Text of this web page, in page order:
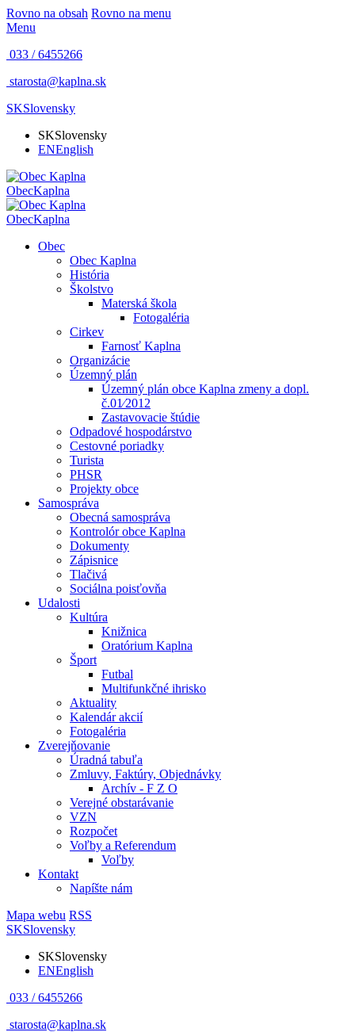
Rovno na obsah Rovno na menu
Menu
033 / 6455266
starosta@kaplna.sk
SKSlovensky
SKSlovensky
ENEnglish
ObecKaplna
ObecKaplna
Obec
Obec Kaplna
História
Školstvo
Materská škola
Fotogaléria
Cirkev
Farnosť Kaplna
Organizácie
Územný plán
Územný plán obce Kaplna zmeny a dopl.
č.01⁄2012
Zastavovacie štúdie
Odpadové hospodárstvo
Cestovné poriadky
Turista
PHSR
Projekty obce
Samospráva
Obecná samospráva
Kontrolór obce Kaplna
Dokumenty
Zápisnice
Tlačivá
Sociálna poisťovňa
Udalosti
Kultúra
Knižnica
Oratórium Kaplna
Šport
Futbal
Multifunkčné ihrisko
Aktuality
Kalendár akcií
Fotogaléria
Zverejňovanie
Úradná tabuľa
Zmluvy, Faktúry, Objednávky
Archív - F Z O
Verejné obstarávanie
VZN
Rozpočet
Voľby a Referendum
Voľby
Kontakt
Napíšte nám
Mapa webu RSS
SKSlovensky
SKSlovensky
ENEnglish
033 / 6455266
starosta@kaplna.sk